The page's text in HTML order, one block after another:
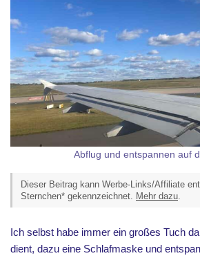
Abflug und entspannen auf
Dieser Beitrag kann Werbe-Links/Affiliate
Sternchen* gekennzeichnet. Mehr dazu.
Ich selbst habe immer ein großes Tuch
dient, dazu eine Schlafmaske und